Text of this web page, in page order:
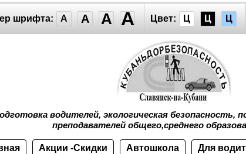
шрифта: A A A A Цвет: Ц Ц Ц
водителей, экологическая безопасность,
преподавателей общего,среднего
Акции -Скидки Автошкола Для